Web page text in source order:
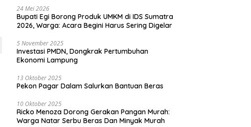
24 Mei 2026
Bupati Egi Borong Produk UMKM di IDS Sumatra
2026, Warga: Acara Begini Harus Sering Digelar
5 November 2025
Investasi PMDN, Dongkrak Pertumbuhan
Ekonomi Lampung
13 Oktober 2025
Pekon Pagar Dalam Salurkan Bantuan Beras
10 Oktober 2025
Ricko Menoza Dorong Gerakan Pangan Murah:
Warga Natar Serbu Beras Dan Minyak Murah